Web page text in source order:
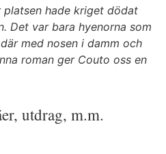
platsen hade kriget dödat
Det var bara hyenorna som
med nosen i damm och
roman ger Couto oss en
utdrag, m.m.